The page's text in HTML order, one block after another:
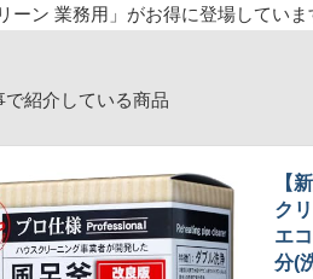
ーン 業務用」がお得に登場していま
で紹介している商品
【
ク
エ
分(